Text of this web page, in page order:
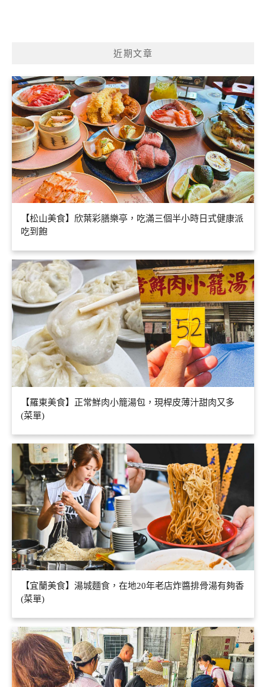
近期文章
【松山美食】欣葉彩膳樂亭，吃滿三個半小時日式健康派
吃到飽
【羅東美食】正常鮮肉小籠湯包，現桿皮薄汁甜肉又多
(菜單)
【宜蘭美食】湯城麵食，在地20年老店炸醬排骨湯有夠香
(菜單)